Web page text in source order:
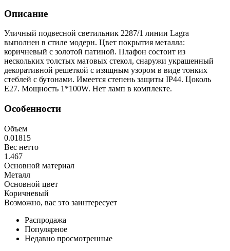
Описание
Уличный подвесной светильник 2287/1 линии Lagra
выполнен в стиле модерн. Цвет покрытия металла:
коричневый с золотой патиной. Плафон состоит из
нескольких толстых матовых стекол, снаружи украшенный
декоративной решеткой с изящным узором в виде тонких
стеблей с бутонами. Имеется степень защиты IP44. Цоколь
E27. Мощность 1*100W. Нет ламп в комплекте.
Особенности
Объем
0.01815
Вес нетто
1.467
Основной материал
Металл
Основной цвет
Коричневый
Возможно, вас это заинтересует
Распродажа
Популярное
Недавно просмотренные